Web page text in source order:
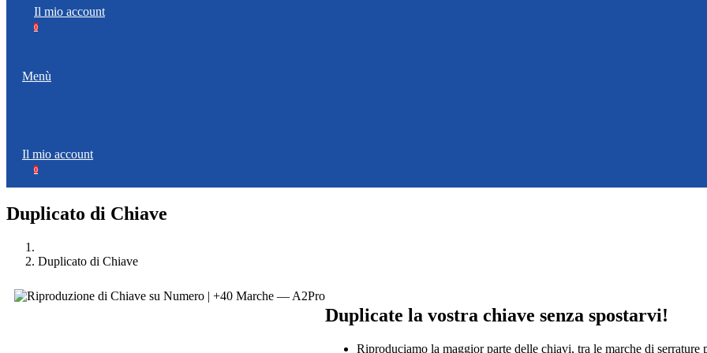
Il mio account
0
Menù
Il mio account
0
Duplicato di Chiave
Duplicato di Chiave
Duplicate la vostra chiave senza spostarvi!
Riproduciamo la maggior parte delle chiavi, tra le marche di serrature